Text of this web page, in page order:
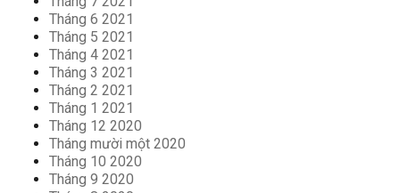
Tháng 6 2021
Tháng 5 2021
Tháng 4 2021
Tháng 3 2021
Tháng 2 2021
Tháng 1 2021
Tháng 12 2020
Tháng mười một 2020
Tháng 10 2020
Tháng 9 2020